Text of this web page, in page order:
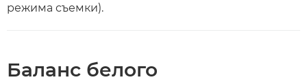
режима съемки).
Баланс белого